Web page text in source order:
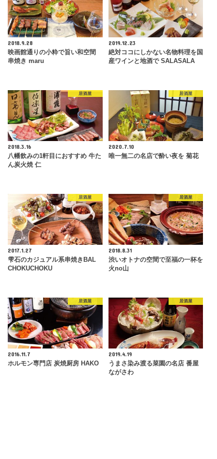
2018.9.28
映画館通りの小粋で旨い和空間
串焼き maru
2019.12.23
絶対ココにしかない名物料理を国
産ワインと地酒で SALASALA
居酒屋
2018.3.16
八幡飲みの1軒目におすすめ 牛た
ん炭火焼 仁
居酒屋
2020.7.10
唯一無二の名店で酔い夜を 菊花
居酒屋
2017.1.27
雫石のカジュアル系串焼きBAL
CHOKUCHOKU
居酒屋
2018.8.31
渋いオトナの空間で至福の一杯を
火no山
居酒屋
2016.11.7
ホルモン専門店 炭焼厨房 HAKO
居酒屋
2019.4.19
うまさ染み渡る菜園の名店 番屋
ながさわ